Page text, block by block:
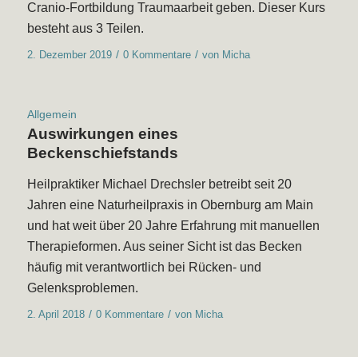
Cranio-Fortbildung Traumaarbeit geben. Dieser Kurs
besteht aus 3 Teilen.
2. Dezember 2019 / 0 Kommentare / von Micha
Allgemein
Auswirkungen eines
Beckenschiefstands
Heilpraktiker Michael Drechsler betreibt seit 20
Jahren eine Naturheilpraxis in Obernburg am Main
und hat weit über 20 Jahre Erfahrung mit manuellen
Therapieformen. Aus seiner Sicht ist das Becken
häufig mit verantwortlich bei Rücken- und
Gelenksproblemen.
2. April 2018 / 0 Kommentare / von Micha